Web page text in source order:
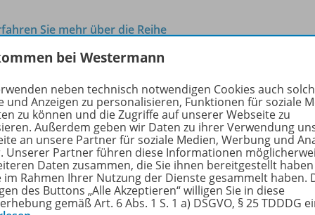
Sie mehr über die Reihe
Produkte
Mathematik in der Praxis
Handbücher mit Anregungen für
die Unterrichtspraxis
Grundvorstellungen aufbauen -
978-
bei Westermann
neben technisch notwendigen Cookies auch
und Anzeigen zu personalisieren, Funktionen für soziale
zu können und die Zugriffe auf unserer Webseite zu
Außerdem geben wir Daten zu ihrer Verwendung
an unsere Partner für soziale Medien, Werbung und
Unserer Partner führen diese Informationen
Daten zusammen, die Sie ihnen bereitgestellt
im Rahmen Ihrer Nutzung der Dienste gesammelt haben.
des Buttons „Alle Akzeptieren“ willigen Sie in diese
gemäß Art. 6 Abs. 1 S. 1 a) DSGVO, § 25 TDDDG